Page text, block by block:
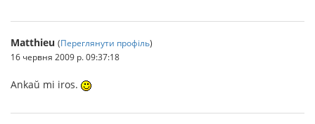
Matthieu (Переглянути профіль)
16 червня 2009 р. 09:37:18
Ankaŭ mi iros.